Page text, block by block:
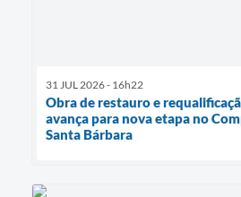
31 JUL 2026 - 16h22
Obra de restauro e
avança para nova etapa no
Santa Bárbara